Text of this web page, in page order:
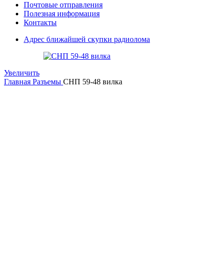
Почтовые отправления
Полезная информация
Контакты
Адрес ближайшей скупки радиолома
Увеличить
Главная Разъемы СНП 59-48 вилка